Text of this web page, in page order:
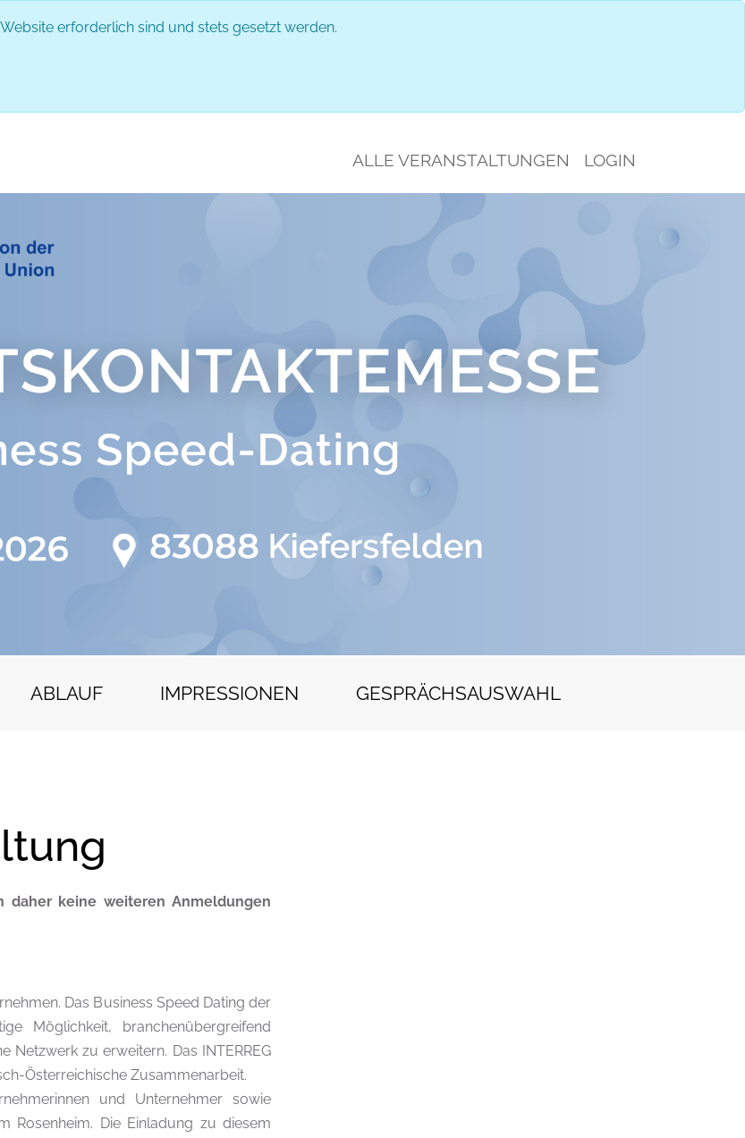
erforderlich sind und stets gesetzt werden.
ALLE VERANSTALTUNGEN LOGIN
ABLAUF IMPRESSIONEN GESPRÄCHSAUSWAHL
PARTNER
keine weiteren Anmeldungen
Das Business Speed Dating der
Möglichkeit, branchenübergreifend
Netzwerk zu erweitern. Das INTERREG
Österreichische Zusammenarbeit.
und Unternehmer sowie
Rosenheim. Die Einladung zu diesem